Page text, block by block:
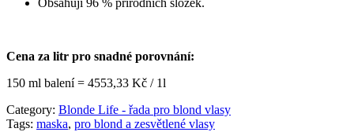
Obsahují 96 % přírodních složek.
Cena za litr pro snadné porovnání:
150 ml balení = 4553,33 Kč / 1l
Category: Blonde Life - řada pro blond vlasy
Tags: maska, pro blond a zesvětlené vlasy